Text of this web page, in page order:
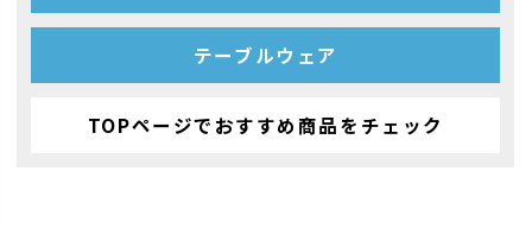
テーブルウェア
TOPページでおすすめ商品をチェック